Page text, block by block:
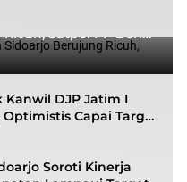
di Alun-Alun
Satpol PP Beri
Kanwil DJP Jatim I
Optimistis Capai Target
Soroti Kinerja